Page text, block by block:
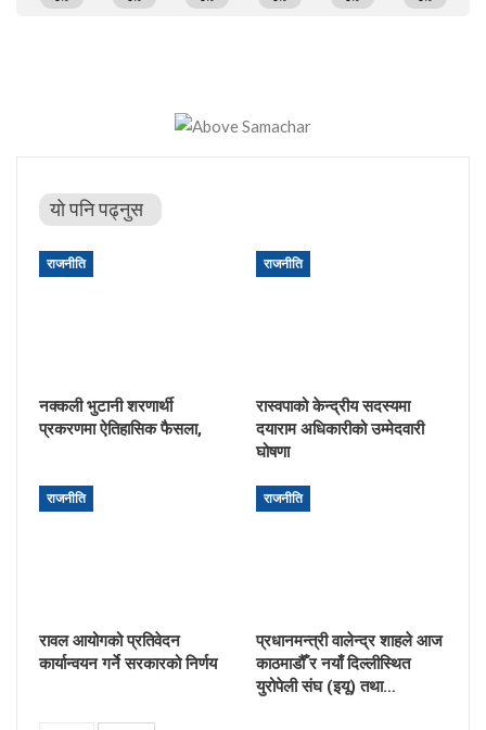
यो पनि पढ्नुस
राजनीति
नक्कली भुटानी शरणार्थी
प्रकरणमा ऐतिहासिक फैसला,
राजनीति
रास्वपाको केन्द्रीय सदस्यमा
दयाराम अधिकारीको उम्मेदवारी
घोषणा
राजनीति
रावल आयोगको प्रतिवेदन
कार्यान्वयन गर्ने सरकारको निर्णय
राजनीति
प्रधानमन्त्री वालेन्द्र शाहले आज
काठमाडौँ र नयाँ दिल्लीस्थित
युरोपेली संघ (इयू) तथा…